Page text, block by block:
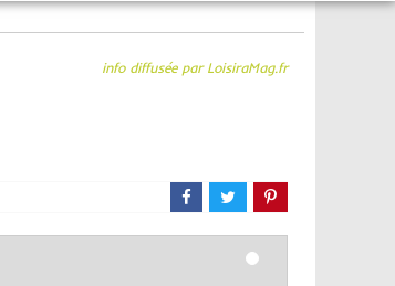
info diffusée par LoisiraMag.fr